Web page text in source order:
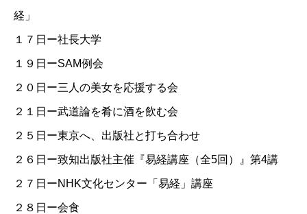
経」
１７日ー社長大学
１９日ーSAM例会
２０日ー三人の美女を応援する会
２１日ー武道論を肴に酒を飲む会
２５日ー東京へ、出版社と打ち合わせ
２６日ー致知出版社主催『易経講座（全5回）』第4講
２７日ーNHK文化センター「易経」講座
２８日ー会食